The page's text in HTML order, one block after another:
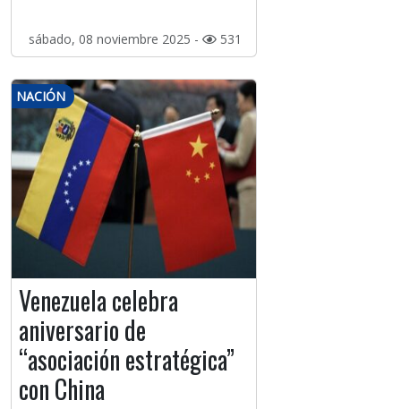
sábado, 08 noviembre 2025 - 531
NACIÓN
Venezuela celebra
aniversario de
“asociación estratégica”
con China